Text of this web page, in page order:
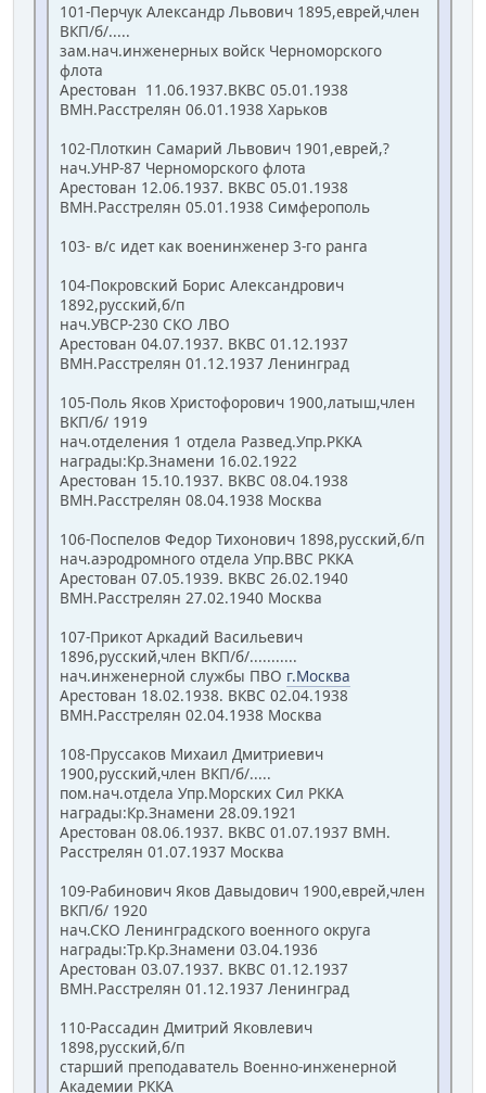
101-Перчук Александр Львович 1895,еврей,член
ВКП/б/.....
зам.нач.инженерных войск Черноморского
флота
Арестован 11.06.1937.ВКВС 05.01.1938
ВМН.Расстрелян 06.01.1938 Харьков
102-Плоткин Самарий Львович 1901,еврей,?
нач.УНР-87 Черноморского флота
Арестован 12.06.1937. ВКВС 05.01.1938
ВМН.Расстрелян 05.01.1938 Симферополь
103- в/с идет как военинженер 3-го ранга
104-Покровский Борис Александрович
1892,русский,б/п
нач.УВСР-230 СКО ЛВО
Арестован 04.07.1937. ВКВС 01.12.1937
ВМН.Расстрелян 01.12.1937 Ленинград
105-Поль Яков Христофорович 1900,латыш,член
ВКП/б/ 1919
нач.отделения 1 отдела Развед.Упр.РККА
награды:Кр.Знамени 16.02.1922
Арестован 15.10.1937. ВКВС 08.04.1938
ВМН.Расстрелян 08.04.1938 Москва
106-Поспелов Федор Тихонович 1898,русский,б/п
нач.аэродромного отдела Упр.ВВС РККА
Арестован 07.05.1939. ВКВС 26.02.1940
ВМН.Расстрелян 27.02.1940 Москва
107-Прикот Аркадий Васильевич
1896,русский,член ВКП/б/...........
нач.инженерной службы ПВО г.Москва
Арестован 18.02.1938. ВКВС 02.04.1938
ВМН.Расстрелян 02.04.1938 Москва
108-Пруссаков Михаил Дмитриевич
1900,русский,член ВКП/б/.....
пом.нач.отдела Упр.Морских Сил РККА
награды:Кр.Знамени 28.09.1921
Арестован 08.06.1937. ВКВС 01.07.1937 ВМН.
Расстрелян 01.07.1937 Москва
109-Рабинович Яков Давыдович 1900,еврей,член
ВКП/б/ 1920
нач.СКО Ленинградского военного округа
награды:Тр.Кр.Знамени 03.04.1936
Арестован 03.07.1937. ВКВС 01.12.1937
ВМН.Расстрелян 01.12.1937 Ленинград
110-Рассадин Дмитрий Яковлевич
1898,русский,б/п
старший преподаватель Военно-инженерной
Академии РККА